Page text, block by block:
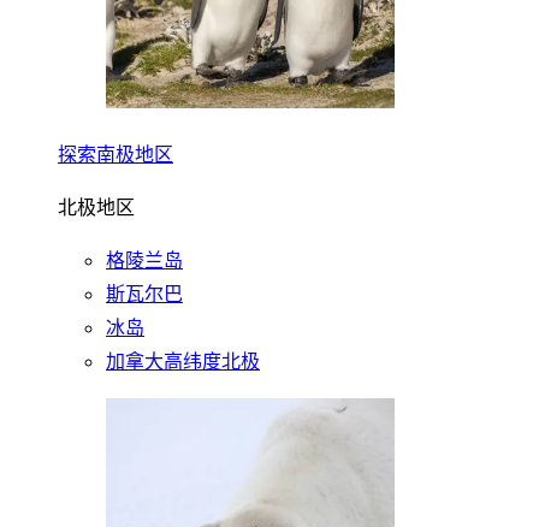
探索南极地区
北极地区
格陵兰岛
斯瓦尔巴
冰岛
加拿大高纬度北极